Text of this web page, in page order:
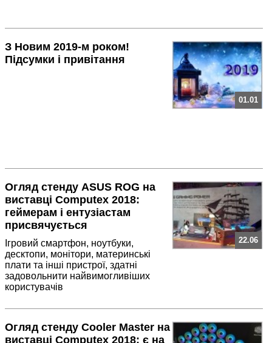
З Новим 2019-м роком!
Підсумки і привітання
01.01
Огляд стенду ASUS ROG на
виставці Computex 2018:
геймерам і ентузіастам
присвячується
Ігровий смартфон, ноутбуки,
десктопи, монітори, материнські
плати та інші пристрої, здатні
задовольнити найвимогливіших
користувачів
22.06
Огляд стенду Cooler Master на
виставці Computex 2018: є на